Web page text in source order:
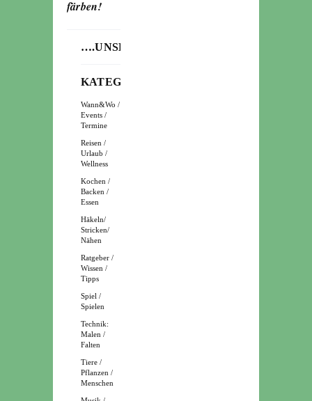
färben!
….UNSERE
KATEGORIEN
Wann&Wo /
Events /
Termine
Reisen /
Urlaub /
Wellness
Kochen /
Backen /
Essen
Häkeln/
Stricken/
Nähen
Ratgeber /
Wissen /
Tipps
Spiel /
Spielen
Technik:
Malen /
Falten
Tiere /
Pflanzen /
Menschen